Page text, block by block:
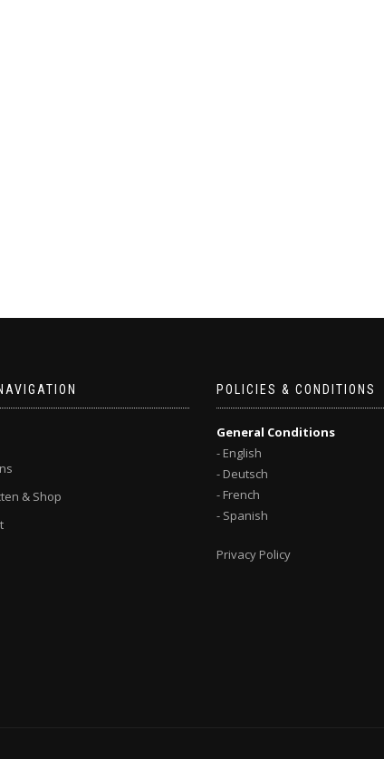
& Shop
POLICIES & CONDITIONS
General Conditions
- English
- Deutsch
- French
- Spanish
Privacy Policy